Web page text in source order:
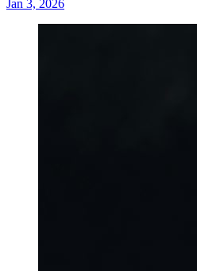
Jan 3, 2026